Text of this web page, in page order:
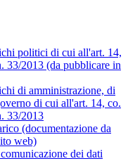
politici di cui all'art. 14,
33/2013 (da pubblicare in
di amministrazione, di
di cui all'art. 14, co.
33/2013
(documentazione da
web)
dei dati